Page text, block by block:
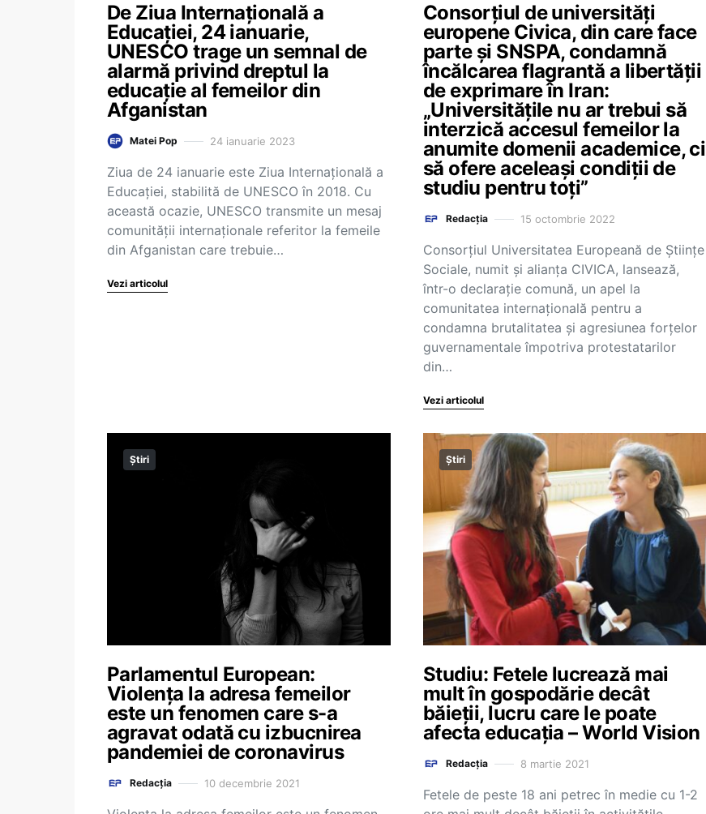
De Ziua Internațională a
Educației, 24 ianuarie,
UNESCO trage un semnal de
alarmă privind dreptul la
educație al femeilor din
Afganistan
Matei Pop 24 ianuarie 2023
Ziua de 24 ianuarie este Ziua Internațională a
Educației, stabilită de UNESCO în 2018. Cu
această ocazie, UNESCO transmite un mesaj
comunității internaționale referitor la femeile
din Afganistan care trebuie…
Vezi articolul
Consorțiul de universități
europene Civica, din care face
parte și SNSPA, condamnă
încălcarea flagrantă a libertății
de exprimare în Iran:
„Universitățile nu ar trebui să
interzică accesul femeilor la
anumite domenii academice, ci
să ofere aceleași condiții de
studiu pentru toți”
Redacția 15 octombrie 2022
Consorțiul Universitatea Europeană de Științe
Sociale, numit și alianța CIVICA, lansează,
într-o declarație comună, un apel la
comunitatea internațională pentru a
condamna brutalitatea și agresiunea forțelor
guvernamentale împotriva protestatarilor
din…
Vezi articolul
Știri
Parlamentul European:
Violența la adresa femeilor
este un fenomen care s-a
agravat odată cu izbucnirea
pandemiei de coronavirus
Redacția 10 decembrie 2021
Știri
Studiu: Fetele lucrează mai
mult în gospodărie decât
băieții, lucru care le poate
afecta educația – World Vision
Redacția 8 martie 2021
Fetele de peste 18 ani petrec în medie cu 1-2